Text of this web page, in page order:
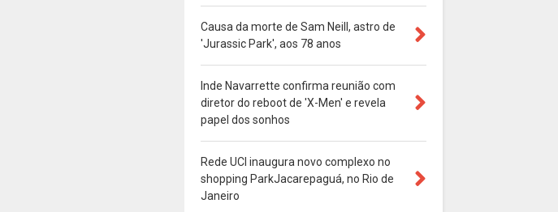
Causa da morte de Sam Neill, astro de
'Jurassic Park', aos 78 anos
Inde Navarrette confirma reunião com
diretor do reboot de 'X-Men' e revela
papel dos sonhos
Rede UCI inaugura novo complexo no
shopping ParkJacarepaguá, no Rio de
Janeiro